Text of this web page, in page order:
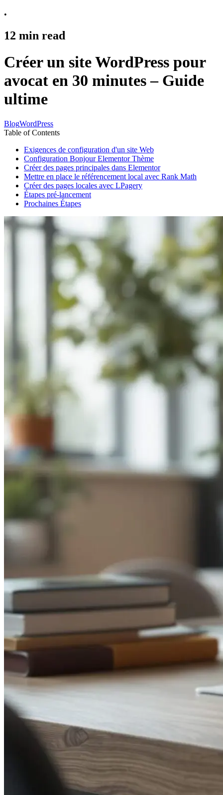
•
12 min read
Créer un site WordPress pour
avocat en 30 minutes – Guide
ultime
BlogWordPress
Table of Contents
Exigences de configuration d'un site Web
Configuration Bonjour Elementor Thème
Créer des pages principales dans Elementor
Mettre en place le référencement local avec Rank Math
Créer des pages locales avec LPagery
Étapes pré-lancement
Prochaines Étapes